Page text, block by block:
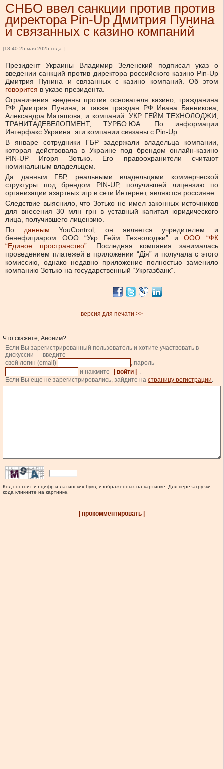
СНБО ввел санкции против против
директора Pin-Up Дмитрия Пунина
и связанных с казино компаний
[18:40 25 мая 2025 года ]
Президент Украины Владимир Зеленский подписал указ о
введении санкций против директора российского казино Pin-Up
Дмитрия Пунина и связанных с казино компаний.
Об этом
говорится в указе президента.
Ограничения введены против основателя казино, гражданина
РФ Дмитрия Пунина, а также граждан РФ Ивана Банникова,
Александра Матяшова; и компаний: УКР ГЕЙМ ТЕХНОЛОДЖИ,
ТРАНИТАДЕВЕЛОПМЕНТ, ТУРБО.ЮА. По информации
Интерфакс Украина. эти компании связаны с Pin-Up.
В январе сотрудники ГБР
задержали
владельца компании,
которая действовала в Украине под брендом онлайн-казино
PIN-UP Игоря Зотько. Его правоохранители считают
номинальным владельцем.
Да данным ГБР, реальными владельцами коммерческой
структуры под брендом PIN-UP, получившей лицензию по
организации азартных игр в сети Интернет, являются россияне.
Следствие выяснило, что Зотько не имел законных источников
для внесения 30 млн грн в уставный капитал юридического
лица, получившего лицензию.
По
данным
YouControl, он является учредителем и
бенефициаром ООО “Укр Гейм Технолоджи” и
ООО “ФК
“Единое пространство”. Последняя компания занималась
проведением платежей в приложении “Дія” и получала с этого
комиссию, однако недавно приложение полностью заменило
компанию Зотько на государственный “Укргазбанк”.
версия для печати >>
Что скажете, Аноним?
Если Вы зарегистрированный пользователь и хотите участвовать в
дискуссии — введите
свой логин (email)
, пароль
и нажмите
| войти |
.
Если Вы еще не зарегистрировались, зайдите на страницу регистрации.
Код состоит из цифр и латинских букв, изображенных на картинке. Для перезагрузки
кода кликните на картинке.
| прокомментировать |